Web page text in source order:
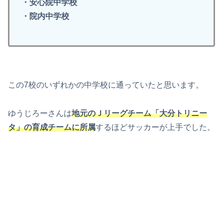
・安心院中学校
・院内中学校
この7校のいずれかの中学校に通っていたと思います。
ゆうじろーさんは地元のＪリーグチーム「大分トリニー
タ」の育成チームに所属するほどサッカーが上手でした。